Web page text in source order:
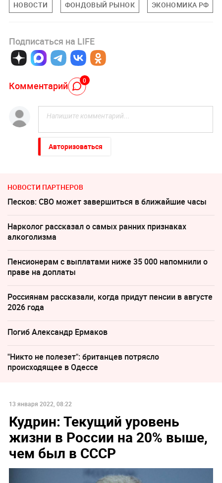
НОВОСТИ ФОНДОВЫЙ РЫНОК ЭКОНОМИКА РФ
Подписаться на LIFE
Комментарий 0
Авторизоваться
НОВОСТИ ПАРТНЕРОВ
Песков: СВО может завершиться в ближайшие часы
Нарколог рассказал о самых ранних признаках
алкоголизма
Пенсионерам с выплатами ниже 35 000 напомнили о
праве на доплаты
Россиянам рассказали, когда придут пенсии в августе
2026 года
Погиб Александр Ермаков
"Никто не полезет": британцев потрясло
происходящее в Одессе
13 января 2022, 08:22
Кудрин: Текущий уровень
жизни в России на 20% выше,
чем был в СССР